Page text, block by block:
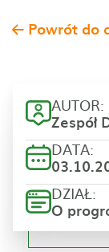
Powrót do
AUTOR:
Zespół
DATA:
DZIAŁ:
O